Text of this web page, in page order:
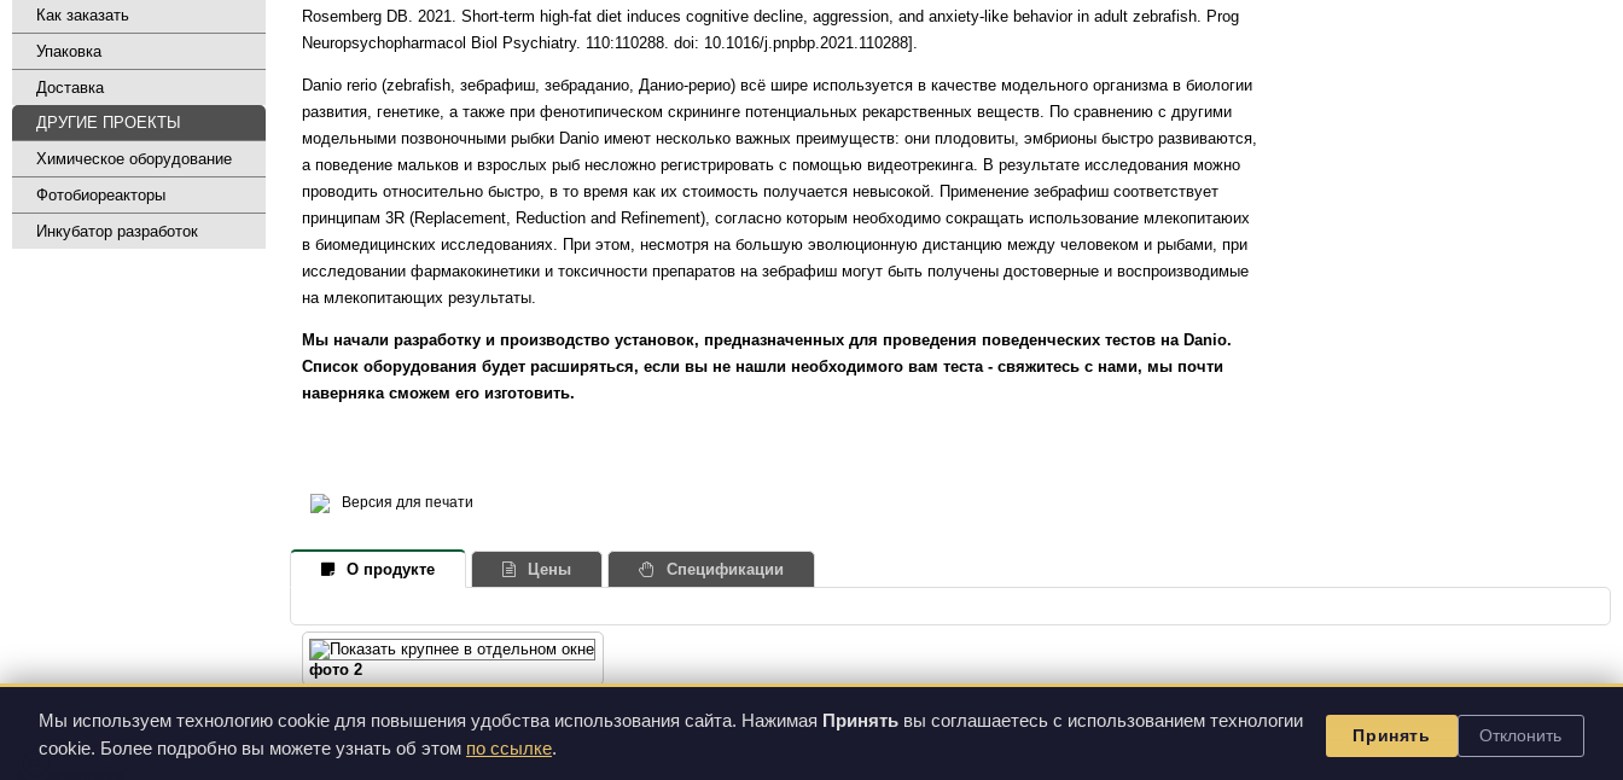
Мы используем технологию cookie для повышения удобства использования сайта. Нажимая Принять вы соглашаетесь с использованием технологии
cookie. Более подробно вы можете узнать об этом по ссылке.
Принять Отклонить
Как заказать
Упаковка
Доставка
ДРУГИЕ ПРОЕКТЫ
Химическое оборудование
Фотобиореакторы
Инкубатор разработок
Rosemberg DB. 2021. Short-term high-fat diet induces cognitive decline, aggression, and anxiety-like behavior in adult zebrafish. Prog
Neuropsychopharmacol Biol Psychiatry. 110:110288. doi: 10.1016/j.pnpbp.2021.110288].
Danio rerio (zebrafish, зебрафиш, зебраданио, Данио-рерио) всё шире используется в качестве модельного организма в биологии
развития, генетике, а также при фенотипическом скрининге потенциальных рекарственных веществ. По сравнению с другими
модельными позвоночными рыбки Danio имеют несколько важных преимуществ: они плодовиты, эмбрионы быстро развиваются,
а поведение мальков и взрослых рыб несложно регистрировать с помощью видеотрекинга. В результате исследования можно
проводить относительно быстро, в то время как их стоимость получается невысокой. Применение зебрафиш соответствует
принципам 3R (Replacement, Reduction and Refinement), согласно которым необходимо сокращать использование млекопитаюих
в биомедицинских исследованиях. При этом, несмотря на большую эволюционную дистанцию между человеком и рыбами, при
исследовании фармакокинетики и токсичности препаратов на зебрафиш могут быть получены достоверные и воспроизводимые
на млекопитающих результаты.
Мы начали разработку и производство установок, предназначенных для проведения поведенческих тестов на Danio.
Список оборудования будет расширяться, если вы не нашли необходимого вам теста - свяжитесь с нами, мы почти
наверняка сможем его изготовить.
Версия для печати
О продукте Цены Спецификации
фото 2
СТАТЬИ И КНИГИ
Все фотографии и видеозаписи, размещенные на этом сайте, доступны по лицензии